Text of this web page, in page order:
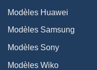
Modèles Huawei
Modèles Samsung
Modèles Sony
Modèles Wiko